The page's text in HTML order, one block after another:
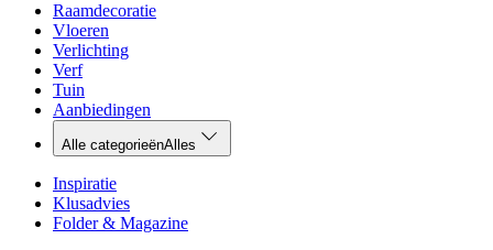
Raamdecoratie
Vloeren
Verlichting
Verf
Tuin
Aanbiedingen
Alle categorieënAlles
Inspiratie
Klusadvies
Folder & Magazine